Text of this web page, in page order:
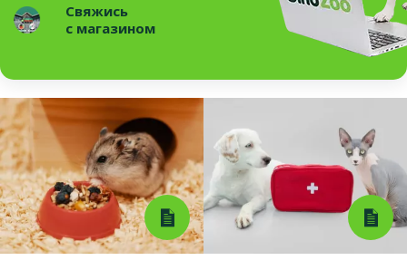
Свяжись
с магазином